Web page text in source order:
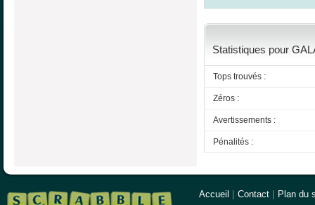
Statistiques pour
Tops trouvés :
Zéros :
Avertissements :
Pénalités :
Accueil Contact Plan du